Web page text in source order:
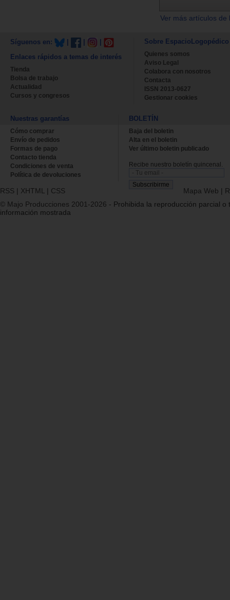
Ver más artículos
Síguenos en:
Enlaces rápidos a temas de interés
Tienda
Bolsa de trabajo
Actualidad
Cursos y congresos
Sobre EspacioLogopédico
Quienes somos
Aviso Legal
Colabora con nosotros
Contacta
ISSN 2013-0627
Gestionar cookies
Nuestras garantías
Cómo comprar
Envío de pedidos
Formas de pago
Contacto tienda
Condiciones de venta
Política de devoluciones
BOLETÍN
Baja del boletin
Alta en el boletin
Ver último boletin publicado
Recibe nuestro boletín quincenal.
RSS | XHTML | CSS Mapa Web |
© Majo Producciones 2001-2026 - Prohibida la reproducción parcial o
información mostrada